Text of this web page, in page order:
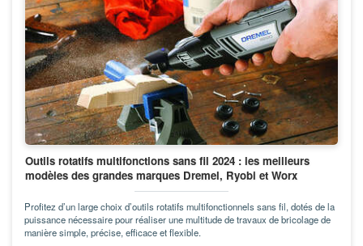
Outils rotatifs multifonctions sans fil 2024 : les meilleurs
modèles des grandes marques Dremel, Ryobi et Worx
Profitez d’un large choix d’outils rotatifs multifonctionnels sans fil, dotés de la
puissance nécessaire pour réaliser une multitude de travaux de bricolage de
manière simple, précise, efficace et flexible.